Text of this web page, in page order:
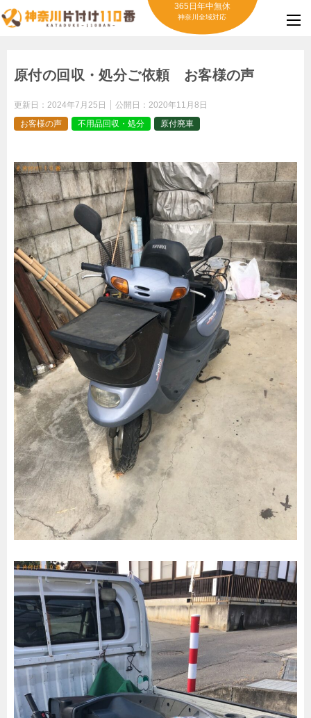
365日年中無休
神奈川全域対応
原付の回収・処分ご依頼 お客様の声
更新日： 2024年7月25日 公開日： 2020年11月8日
お客様の声
不用品回収・処分 原付廃車